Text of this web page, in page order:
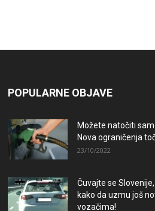
POPULARNE OBJAVE
Možete natočiti
Nova ograničenja
23/10/2022
Čuvajte se
kako da uzmu još
vozačima!